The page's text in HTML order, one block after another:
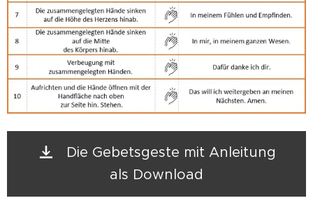
Die Gebetsgeste mit Anleitung
als Download